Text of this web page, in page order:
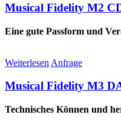
Musical Fidelity M2
Eine gute Passform und
Weiterlesen Anfrage
Musical Fidelity M3
Technisches Können und